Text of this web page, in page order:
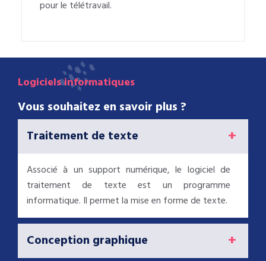
pour le télétravail.
Logiciels informatiques
Vous souhaitez en savoir plus ?
Traitement de texte
Associé à un support numérique, le logiciel de
traitement de texte est un programme
informatique. Il permet la mise en forme de texte.
Conception graphique